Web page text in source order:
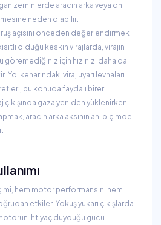
zeminlerde aracın arka veya ön
neden olabilir.
açısını önceden değerlendirmek
olduğu keskin virajlarda, virajın
için hızınızı daha da
Yol kenarındaki viraj uyarı levhaları
bu konuda faydalı birer
çıkışında gaza yeniden yüklenirken
aracın arka aksının ani biçimde
hem motor performansını hem
etkiler. Yokuş yukarı çıkışlarda
ihtiyaç duyduğu gücü